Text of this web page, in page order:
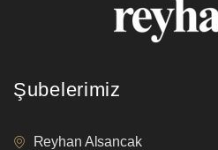
Şubelerimiz
Reyhan Alsancak